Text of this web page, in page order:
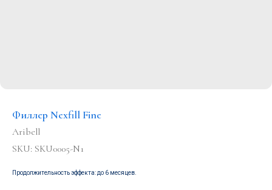
Филлер Nexfill Fine
Aribell
SKU: SKU0005-N1
Продолжительность эффекта: до 6 месяцев.